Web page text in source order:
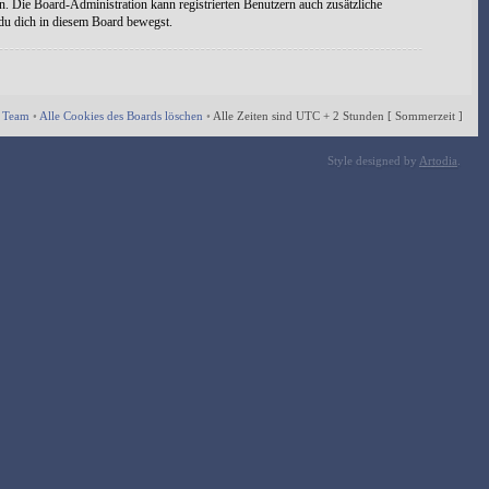
Board-Administration kann registrierten Benutzern auch zusätzliche
dich in diesem Board bewegst.
• Alle Cookies des Boards löschen • Alle Zeiten sind UTC + 2 Stunden [ Sommerzeit ]
Style designed by Artodia